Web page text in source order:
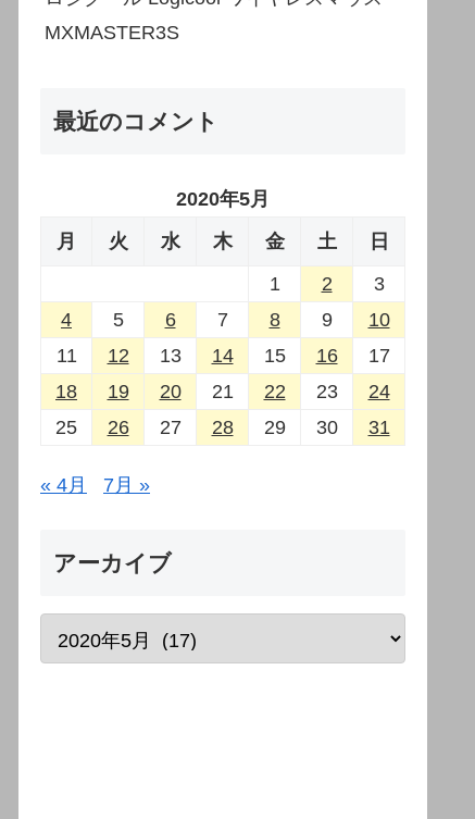
MXMASTER3S
最近のコメント
2020年5月
月
火 水 木 金 土
日
1
2
3
4
5 6 7 8 9
10
11
12 13 14 15 16
17
18
19 20 21 22 23
24
25
26 27 28 29 30 31
« 4月 7月 »
アーカイブ